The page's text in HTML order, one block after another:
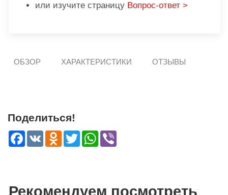
или изучите страницу Вопрос-ответ >
ОБЗОР ХАРАКТЕРИСТИКИ ОТЗЫВЫ
Поделиться!
Facebook
VK Odnoklassniki
TwitterWhatsApp
Рекомендуем посмотреть